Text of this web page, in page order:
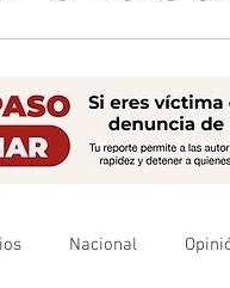
Nacional